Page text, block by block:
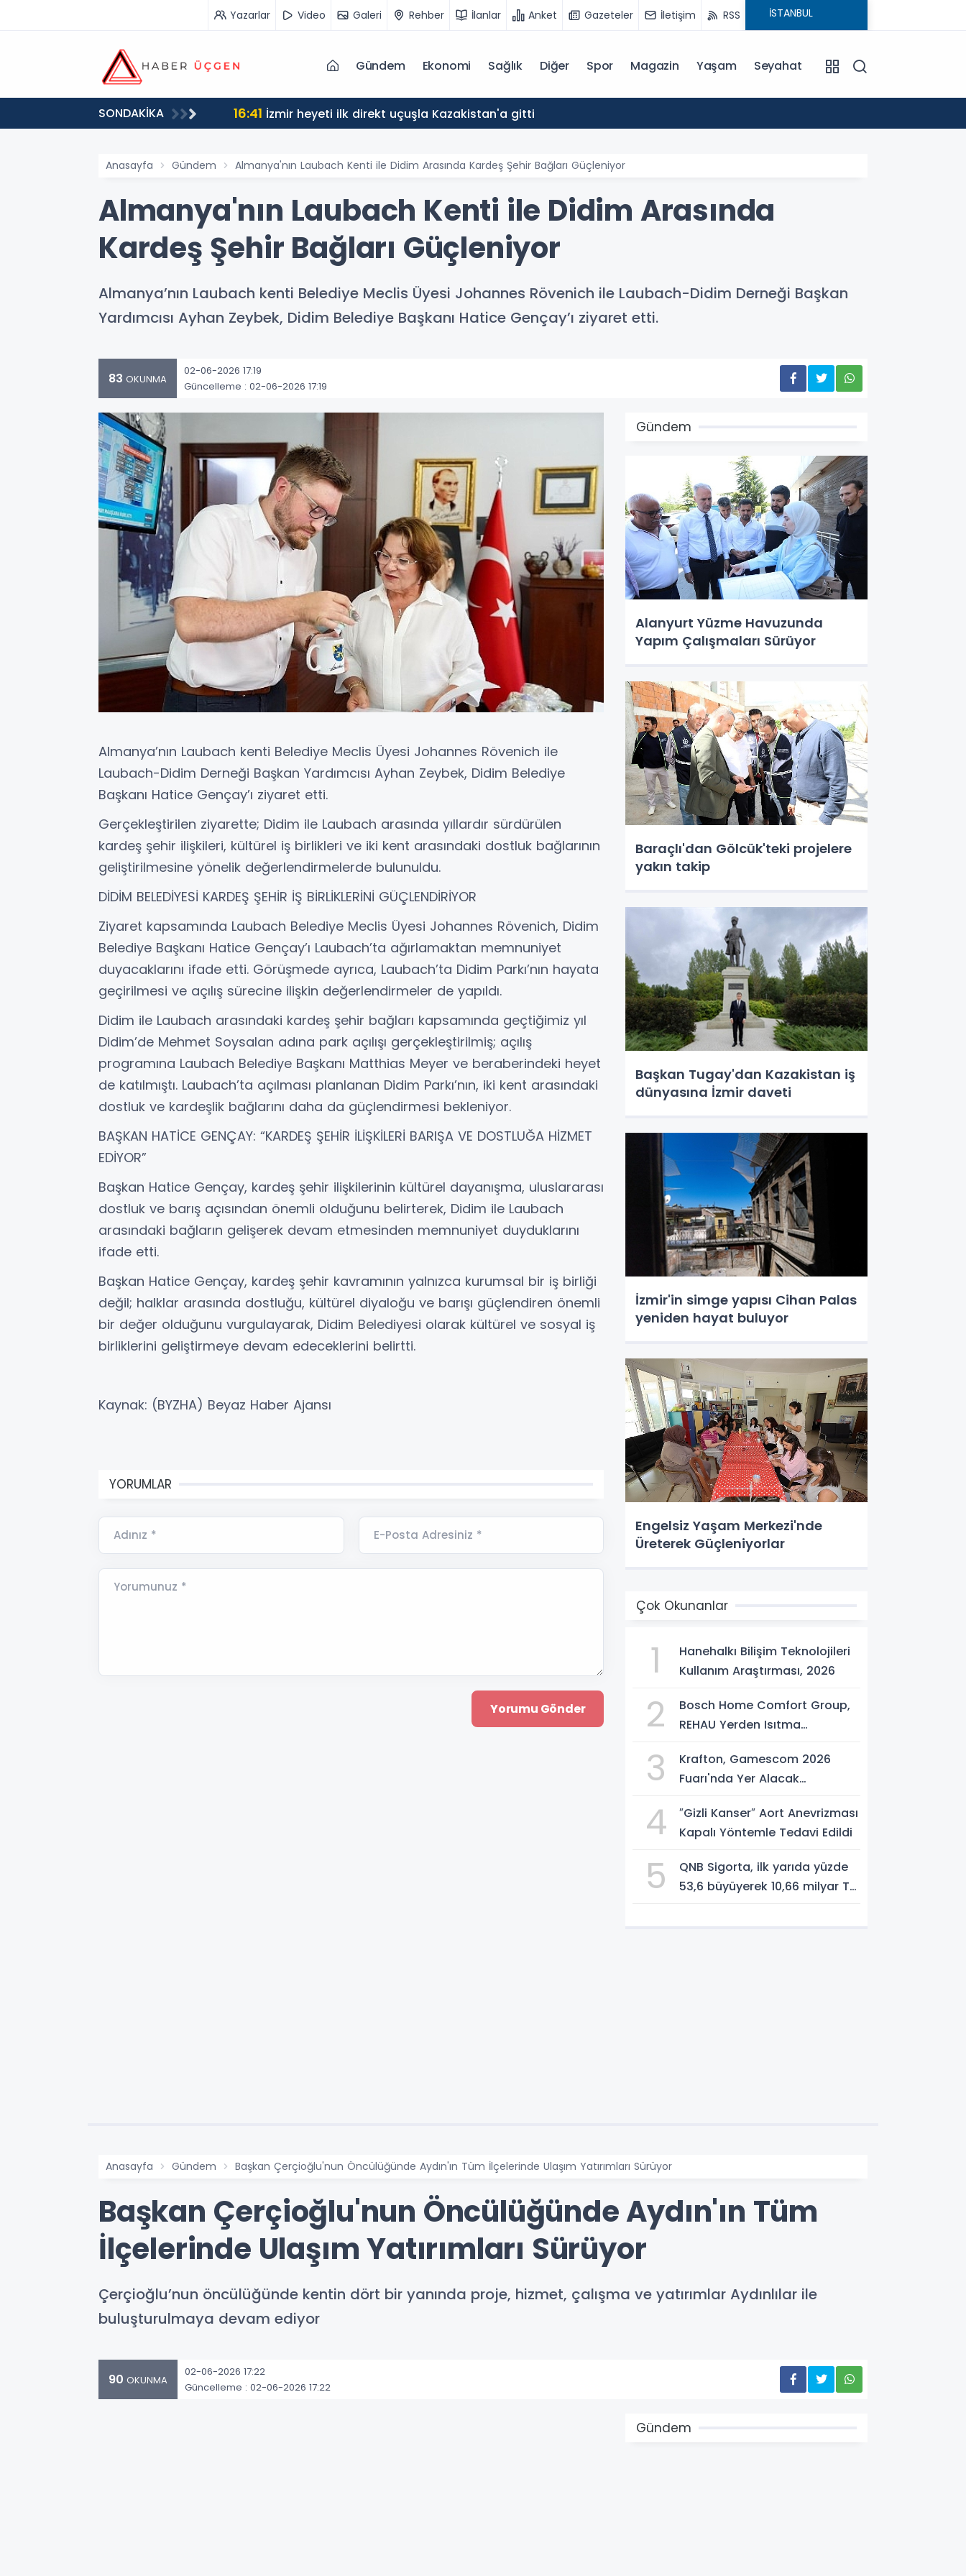
Yazarlar Video Galeri Rehber İlanlar Anket Gazeteler İletişim RSS
Gündem Ekonomi Sağlık Diğer Spor Magazin Yaşam Seyahat
SONDAKİKA 16:41 İzmir heyeti ilk direkt uçuşla Kazakistan'a gitti
Anasayfa Gündem Almanya'nın Laubach Kenti ile Didim Arasında Kardeş Şehir Bağları Güçleniyor
Almanya'nın Laubach Kenti ile Didim Arasında
Kardeş Şehir Bağları Güçleniyor
Almanya’nın Laubach kenti Belediye Meclis Üyesi Johannes Rövenich ile Laubach-Didim Derneği Başkan
Yardımcısı Ayhan Zeybek, Didim Belediye Başkanı Hatice Gençay’ı ziyaret etti.
83 OKUNMA
02-06-2026 17:19
Güncelleme : 02-06-2026 17:19
Almanya’nın Laubach kenti Belediye Meclis Üyesi Johannes Rövenich ile
Laubach-Didim Derneği Başkan Yardımcısı Ayhan Zeybek, Didim Belediye
Başkanı Hatice Gençay’ı ziyaret etti.
Gerçekleştirilen ziyarette; Didim ile Laubach arasında yıllardır sürdürülen
kardeş şehir ilişkileri, kültürel iş birlikleri ve iki kent arasındaki dostluk bağlarının
geliştirilmesine yönelik değerlendirmelerde bulunuldu.
DİDİM BELEDİYESİ KARDEŞ ŞEHİR İŞ BİRLİKLERİNİ GÜÇLENDİRİYOR
Ziyaret kapsamında Laubach Belediye Meclis Üyesi Johannes Rövenich, Didim
Belediye Başkanı Hatice Gençay’ı Laubach’ta ağırlamaktan memnuniyet
duyacaklarını ifade etti. Görüşmede ayrıca, Laubach’ta Didim Parkı’nın hayata
geçirilmesi ve açılış sürecine ilişkin değerlendirmeler de yapıldı.
Didim ile Laubach arasındaki kardeş şehir bağları kapsamında geçtiğimiz yıl
Didim’de Mehmet Soysalan adına park açılışı gerçekleştirilmiş; açılış
programına Laubach Belediye Başkanı Matthias Meyer ve beraberindeki heyet
de katılmıştı. Laubach’ta açılması planlanan Didim Parkı’nın, iki kent arasındaki
dostluk ve kardeşlik bağlarını daha da güçlendirmesi bekleniyor.
BAŞKAN HATİCE GENÇAY: “KARDEŞ ŞEHİR İLİŞKİLERİ BARIŞA VE DOSTLUĞA HİZMET
EDİYOR”
Başkan Hatice Gençay, kardeş şehir ilişkilerinin kültürel dayanışma, uluslararası
dostluk ve barış açısından önemli olduğunu belirterek, Didim ile Laubach
arasındaki bağların gelişerek devam etmesinden memnuniyet duyduklarını
ifade etti.
Başkan Hatice Gençay, kardeş şehir kavramının yalnızca kurumsal bir iş birliği
değil; halklar arasında dostluğu, kültürel diyaloğu ve barışı güçlendiren önemli
bir değer olduğunu vurgulayarak, Didim Belediyesi olarak kültürel ve sosyal iş
birliklerini geliştirmeye devam edeceklerini belirtti.
Kaynak: (BYZHA) Beyaz Haber Ajansı
YORUMLAR
Adınız * E-Posta Adresiniz *
Yorumunuz *
Gündem
Alanyurt Yüzme Havuzunda
Yapım Çalışmaları Sürüyor
Baraçlı'dan Gölcük'teki projelere
yakın takip
Başkan Tugay'dan Kazakistan iş
dünyasına İzmir daveti
İzmir'in simge yapısı Cihan Palas
yeniden hayat buluyor
Engelsiz Yaşam Merkezi'nde
Üreterek Güçleniyorlar
Çok Okunanlar
1
Hanehalkı Bilişim Teknolojileri
Kullanım Araştırması, 2026
2
Bosch Home Comfort Group,
REHAU Yerden Isıtma
yetkili distribütörü oldu
3
Krafton, Gamescom 2026
Fuarı'nda Yer Alacak
Paylaştı
4
″Gizli Kanser″ Aort Anevrizması
Kapalı Yöntemle Tedavi Edildi
5
QNB Sigorta, ilk yarıda yüzde
53,6 büyüyerek 10,66 milyar TL
Anasayfa Gündem Başkan Çerçioğlu'nun Öncülüğünde Aydın'ın Tüm İlçelerinde Ulaşım Yatırımları Sürüyor
Başkan Çerçioğlu'nun Öncülüğünde Aydın'ın Tüm
İlçelerinde Ulaşım Yatırımları Sürüyor
Çerçioğlu’nun öncülüğünde kentin dört bir yanında proje, hizmet, çalışma ve yatırımlar Aydınlılar ile
buluşturulmaya devam ediyor
90 OKUNMA
02-06-2026 17:22
Güncelleme : 02-06-2026 17:22
Gündem